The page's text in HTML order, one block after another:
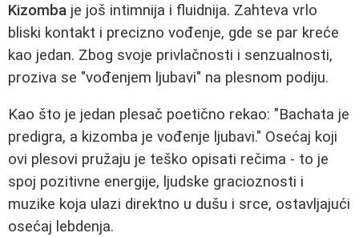
Kizomba je još intimnija i fluidnija. Zahteva vrlo
bliski kontakt i precizno vođenje, gde se par kreće
kao jedan. Zbog svoje privlačnosti i senzualnosti,
proziva se "vođenjem ljubavi" na plesnom podiju.
Kao što je jedan plesač poetično rekao: "Bachata je
predigra, a kizomba je vođenje ljubavi." Osećaj koji
ovi plesovi pružaju je teško opisati rečima - to je
spoj pozitivne energije, ljudske gracioznosti i
muzike koja ulazi direktno u dušu i srce, ostavljajući
osećaj lebdenja.